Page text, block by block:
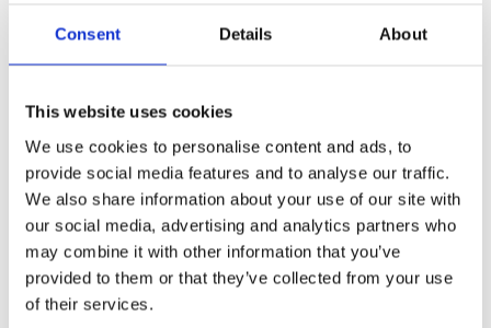
Consent Details About
This website uses cookies
We use cookies to personalise content and ads, to
provide social media features and to analyse our traffic.
We also share information about your use of our site with
our social media, advertising and analytics partners who
may combine it with other information that you’ve
provided to them or that they’ve collected from your use
of their services.
bliver
og
kan
slippe
igennem
tænderne
samtidig
med
at
plasten
er
tilpas
fleksibelt,
så
lusekammen